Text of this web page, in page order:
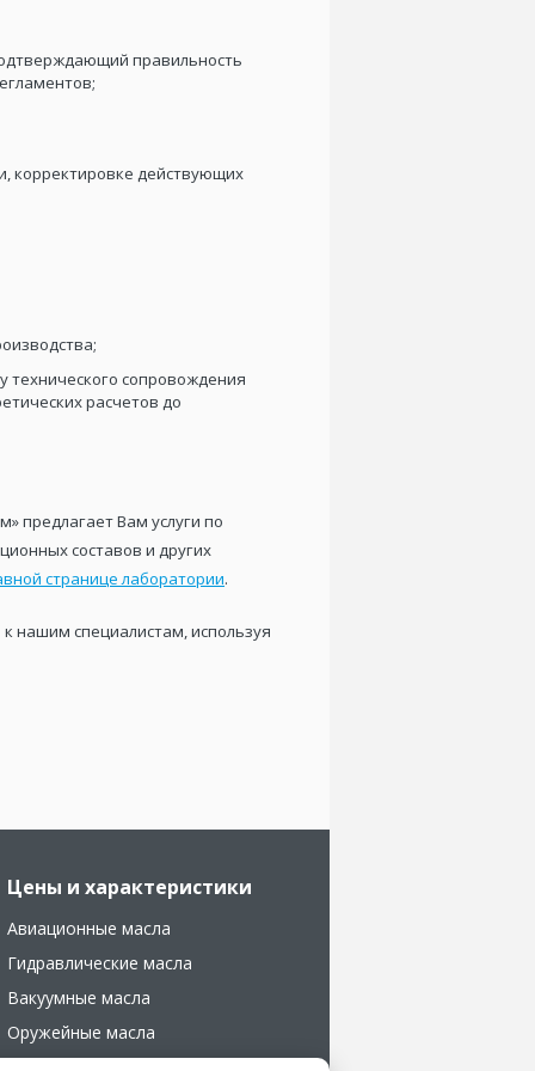
правильность
корректировке действующих
технического сопровождения
расчетов до
предлагает Вам услуги по
составов и других
странице лаборатории.
нашим специалистам, используя
Цены и характеристики
Авиационные масла
Гидравлические масла
Вакуумные масла
Оружейные масла